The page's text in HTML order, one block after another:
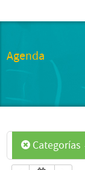
Agenda
Categorías
6:00 am